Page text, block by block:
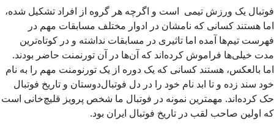
فوتبال یک ورزش تیمی است و اگرچه هر گروه از افراد تشکیل شده،
اما هستند کسانی که نامشان در ادوار مختلف مسابقات مهم در
فهرست تیم‌ها آمده اما تاثیری در مسابقات نداشته و در کوتاه‌ترین
مدت خیلی‌ها فراموش کرده‌اند که آن‌ها در آن تورنمنت حاضر بودند.
اما بالعکس، هستند کسانی که یک دوره از یک تورنومنت مهم را به نام
خود سند زده و تا ابد نام خود را در دل فوتبال‌دوستان و تاریخ فوتبال
حک کرده‌اند. مهمترین نمونه در فوتبال ما شخص پرویز قلیچ‌خانی است
که اولین صاحب لقب در تاریخ فوتبال ایران بود.